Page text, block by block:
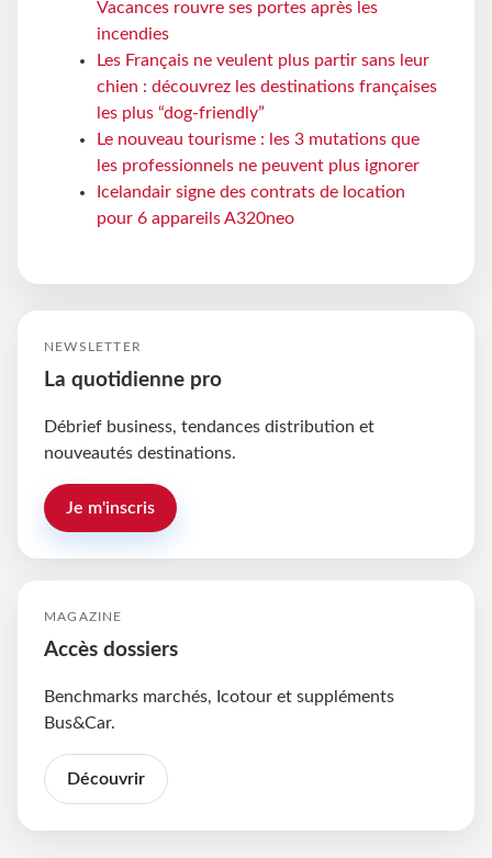
Vacances rouvre ses portes après les
incendies
Les Français ne veulent plus partir sans leur
chien : découvrez les destinations françaises
les plus “dog-friendly”
Le nouveau tourisme : les 3 mutations que
les professionnels ne peuvent plus ignorer
Icelandair signe des contrats de location
pour 6 appareils A320neo
NEWSLETTER
La quotidienne pro
Débrief business, tendances distribution et
nouveautés destinations.
Je m'inscris
MAGAZINE
Accès dossiers
Benchmarks marchés, Icotour et suppléments
Bus&Car.
Découvrir